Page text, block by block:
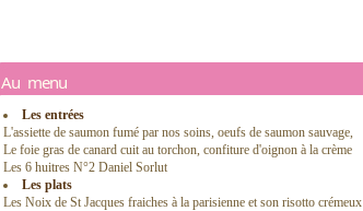
Au menu
Les entrées
L'assiette de saumon fumé par nos soins, oeufs de saumon sauvage,
Le foie gras de canard cuit au torchon, confiture d'oignon à la crème
Les 6 huitres N°2 Daniel Sorlut
Les plats
Les Noix de St Jacques fraiches à la parisienne et son risotto crémeux